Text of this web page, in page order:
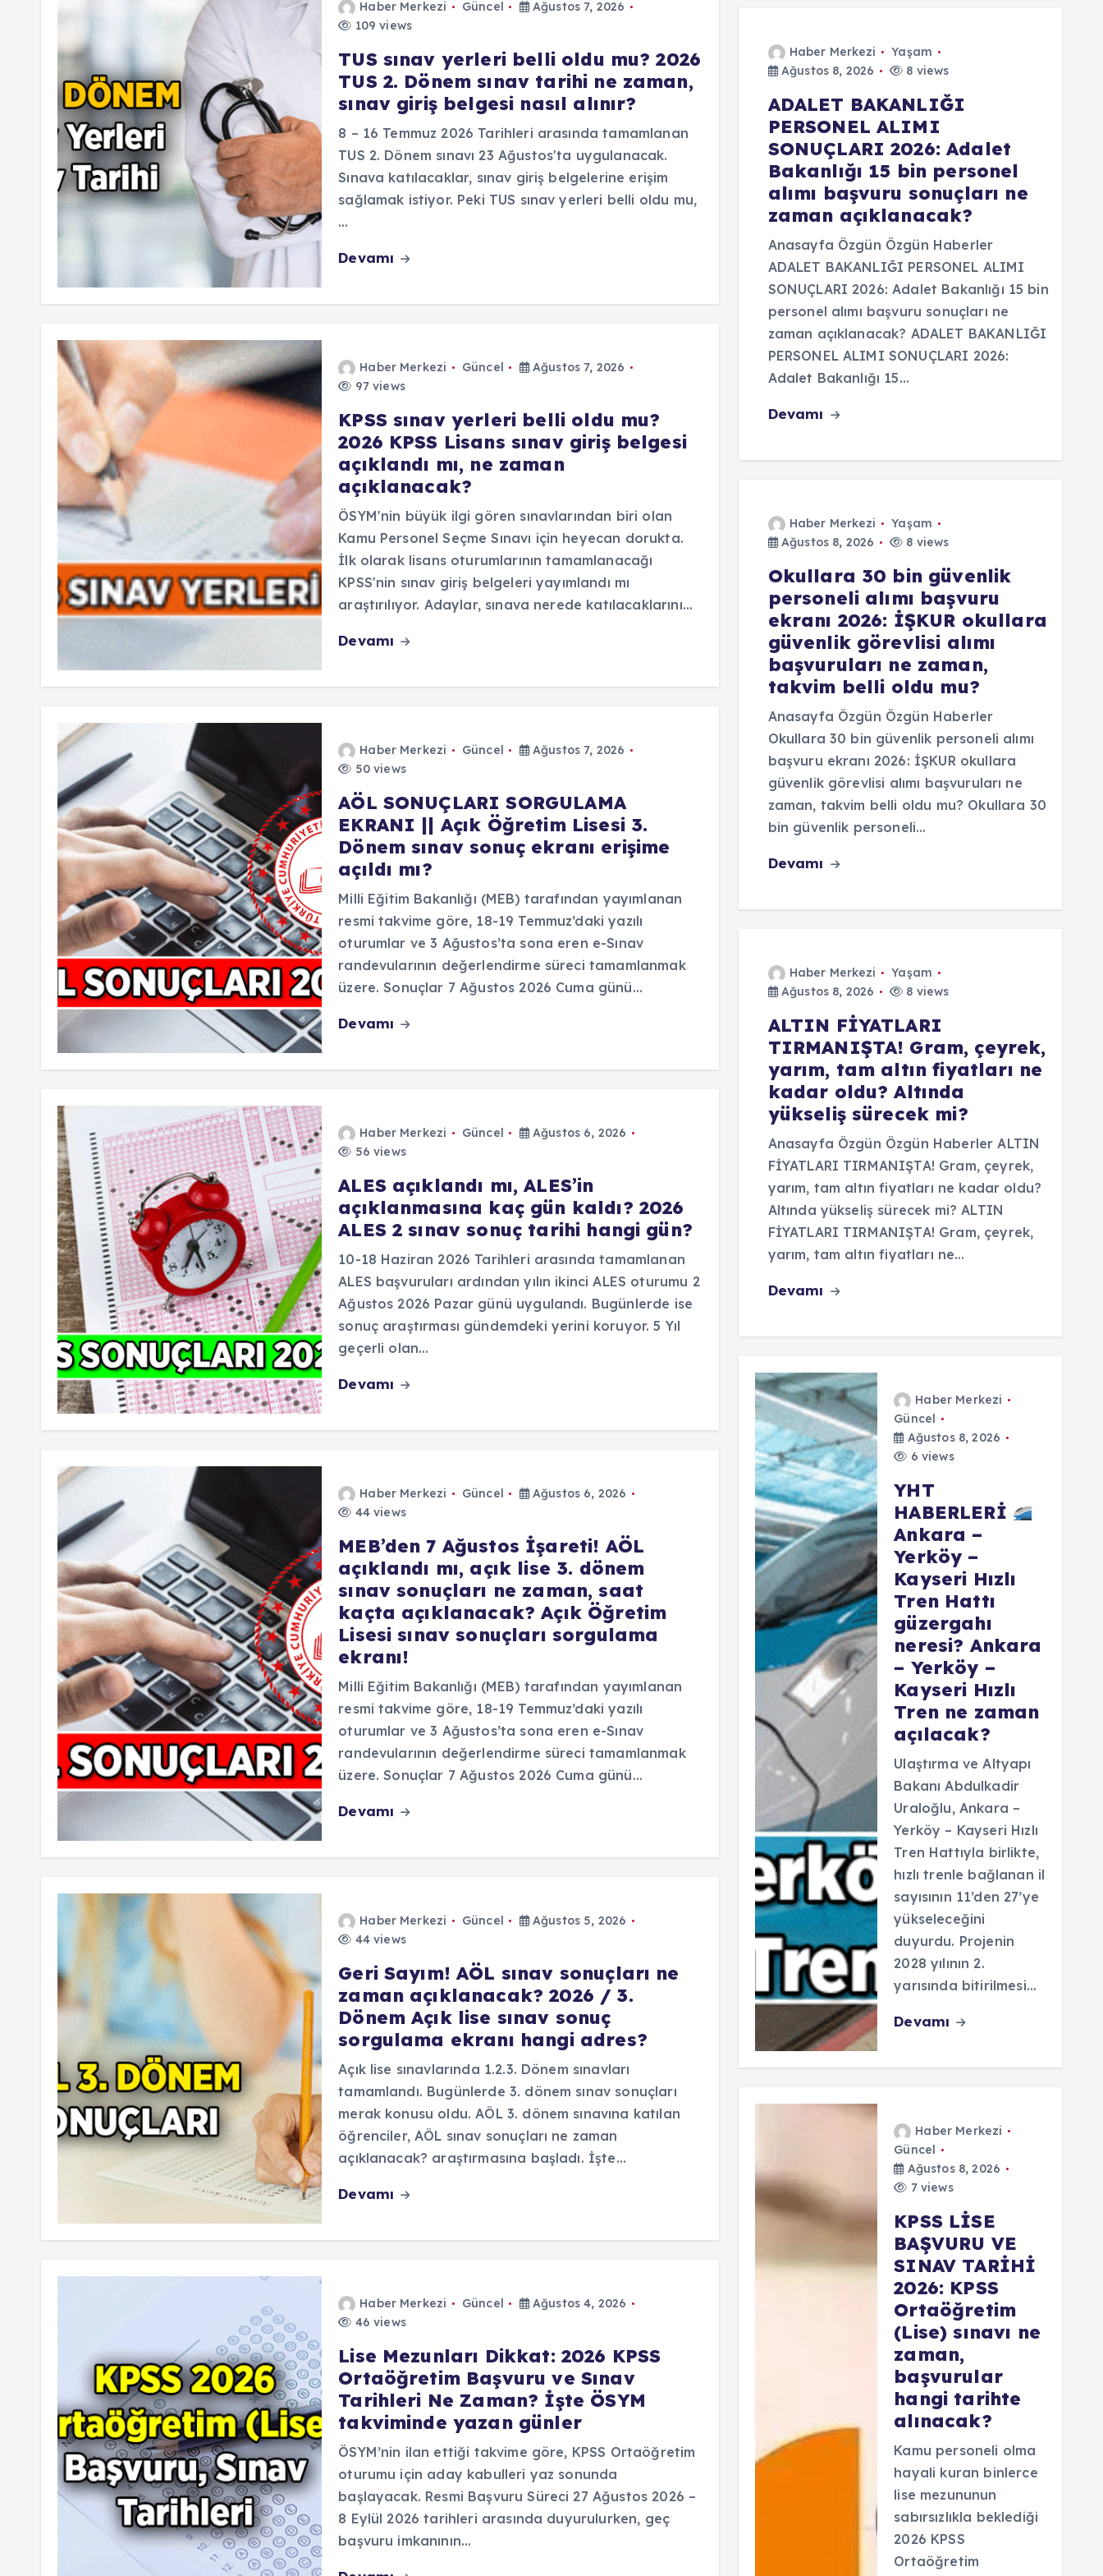
Haber Merkezi Güncel
Ağustos 7, 2026
109 views
TUS sınav yerleri belli oldu mu? 2026
TUS 2. Dönem sınav tarihi ne zaman,
sınav giriş belgesi nasıl alınır?
8 – 16 Temmuz 2026 Tarihleri arasında tamamlanan
TUS 2. Dönem sınavı 23 Ağustos'ta uygulanacak.
Sınava katılacaklar, sınav giriş belgelerine erişim
sağlamak istiyor. Peki TUS sınav yerleri belli oldu mu,
…
Devamı
Haber Merkezi Güncel
Ağustos 7, 2026
97 views
KPSS sınav yerleri belli oldu mu?
2026 KPSS Lisans sınav giriş belgesi
açıklandı mı, ne zaman
açıklanacak?
ÖSYM'nin büyük ilgi gören sınavlarından biri olan
Kamu Personel Seçme Sınavı için heyecan dorukta.
İlk olarak lisans oturumlarının tamamlanacağı
KPSS'nin sınav giriş belgeleri yayımlandı mı
araştırılıyor. Adaylar, sınava nerede katılacaklarını…
Devamı
Haber Merkezi Güncel
Ağustos 7, 2026
50 views
AÖL SONUÇLARI SORGULAMA
EKRANI || Açık Öğretim Lisesi 3.
Dönem sınav sonuç ekranı erişime
açıldı mı?
Milli Eğitim Bakanlığı (MEB) tarafından yayımlanan
resmi takvime göre, 18-19 Temmuz’daki yazılı
oturumlar ve 3 Ağustos’ta sona eren e-Sınav
randevularının değerlendirme süreci tamamlanmak
üzere. Sonuçlar 7 Ağustos 2026 Cuma günü…
Devamı
Haber Merkezi Güncel
Ağustos 6, 2026
56 views
ALES açıklandı mı, ALES’in
açıklanmasına kaç gün kaldı? 2026
ALES 2 sınav sonuç tarihi hangi gün?
10-18 Haziran 2026 Tarihleri arasında tamamlanan
ALES başvuruları ardından yılın ikinci ALES oturumu 2
Ağustos 2026 Pazar günü uygulandı. Bugünlerde ise
sonuç araştırması gündemdeki yerini koruyor. 5 Yıl
geçerli olan…
Devamı
Haber Merkezi Güncel
Ağustos 6, 2026
44 views
MEB’den 7 Ağustos İşareti! AÖL
açıklandı mı, açık lise 3. dönem
sınav sonuçları ne zaman, saat
kaçta açıklanacak? Açık Öğretim
Lisesi sınav sonuçları sorgulama
ekranı!
Milli Eğitim Bakanlığı (MEB) tarafından yayımlanan
resmi takvime göre, 18-19 Temmuz’daki yazılı
oturumlar ve 3 Ağustos’ta sona eren e-Sınav
randevularının değerlendirme süreci tamamlanmak
üzere. Sonuçlar 7 Ağustos 2026 Cuma günü…
Devamı
Haber Merkezi Güncel
Ağustos 5, 2026
44 views
Geri Sayım! AÖL sınav sonuçları ne
zaman açıklanacak? 2026 / 3.
Dönem Açık lise sınav sonuç
sorgulama ekranı hangi adres?
Açık lise sınavlarında 1.2.3. Dönem sınavları
tamamlandı. Bugünlerde 3. dönem sınav sonuçları
merak konusu oldu. AÖL 3. dönem sınavına katılan
öğrenciler, AÖL sınav sonuçları ne zaman
açıklanacak? araştırmasına başladı. İşte…
Devamı
Haber Merkezi Güncel
Ağustos 4, 2026
46 views
Lise Mezunları Dikkat: 2026 KPSS
Ortaöğretim Başvuru ve Sınav
Tarihleri Ne Zaman? İşte ÖSYM
takviminde yazan günler
ÖSYM’nin ilan ettiği takvime göre, KPSS Ortaöğretim
oturumu için aday kabulleri yaz sonunda
başlayacak. Resmi Başvuru Süreci 27 Ağustos 2026 –
8 Eylül 2026 tarihleri arasında duyurulurken, geç
başvuru imkanının…
Haber Merkezi
Yaşam
Ağustos 8, 2026
8 views
ADALET BAKANLIĞI
PERSONEL ALIMI
SONUÇLARI 2026: Adalet
Bakanlığı 15 bin personel
alımı başvuru sonuçları ne
zaman açıklanacak?
Anasayfa Özgün Özgün Haberler
ADALET BAKANLIĞI PERSONEL ALIMI
SONUÇLARI 2026: Adalet Bakanlığı 15 bin
personel alımı başvuru sonuçları ne
zaman açıklanacak? ADALET BAKANLIĞI
PERSONEL ALIMI SONUÇLARI 2026:
Adalet Bakanlığı 15…
Devamı
Haber Merkezi
Yaşam
Ağustos 8, 2026
8 views
Okullara 30 bin güvenlik
personeli alımı başvuru
ekranı 2026: İŞKUR okullara
güvenlik görevlisi alımı
başvuruları ne zaman,
takvim belli oldu mu?
Anasayfa Özgün Özgün Haberler
Okullara 30 bin güvenlik personeli alımı
başvuru ekranı 2026: İŞKUR okullara
güvenlik görevlisi alımı başvuruları ne
zaman, takvim belli oldu mu? Okullara 30
bin güvenlik personeli…
Devamı
Haber Merkezi
Yaşam
Ağustos 8, 2026
8 views
ALTIN FİYATLARI
TIRMANIŞTA! Gram, çeyrek,
yarım, tam altın fiyatları ne
kadar oldu? Altında
yükseliş sürecek mi?
Anasayfa Özgün Özgün Haberler ALTIN
FİYATLARI TIRMANIŞTA! Gram, çeyrek,
yarım, tam altın fiyatları ne kadar oldu?
Altında yükseliş sürecek mi? ALTIN
FİYATLARI TIRMANIŞTA! Gram, çeyrek,
yarım, tam altın fiyatları ne…
Devamı
Haber Merkezi
Güncel
Ağustos 8, 2026
6 views
YHT
HABERLERİ
Ankara –
Yerköy –
Kayseri Hızlı
Tren Hattı
güzergahı
neresi? Ankara
– Yerköy –
Kayseri Hızlı
Tren ne zaman
açılacak?
Ulaştırma ve Altyapı
Bakanı Abdulkadir
Uraloğlu, Ankara –
Yerköy – Kayseri Hızlı
Tren Hattıyla birlikte,
hızlı trenle bağlanan il
sayısının 11’den 27’ye
yükseleceğini
duyurdu. Projenin
2028 yılının 2.
yarısında bitirilmesi…
Devamı
Haber Merkezi
Güncel
Ağustos 8, 2026
7 views
KPSS LİSE
BAŞVURU VE
SINAV TARİHİ
2026: KPSS
Ortaöğretim
(Lise) sınavı ne
zaman,
başvurular
hangi tarihte
alınacak?
Kamu personeli olma
hayali kuran binlerce
lise mezununun
sabırsızlıkla beklediği
2026 KPSS
Ortaöğretim